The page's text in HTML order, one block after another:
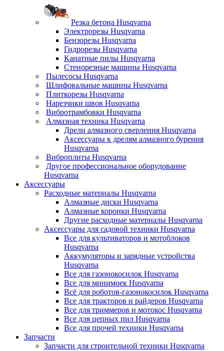
Резка бетона Husqvarna
Электрорезы Husqvarna
Бензорезы Husqvarna
Гидрорезы Husqvarna
Канатные пилы Husqvarna
Стенорезные машины Husqvarna
Пылесосы Husqvarna
Шлифовальные машины Husqvarna
Плиткорезы Husqvarna
Нарезчики швов Husqvarna
Вибротрамбовки Husqvarna
Алмазная техника Husqvarna
Дрели алмазного сверления Husqvarna
Аксессуары к дрелям алмазного бурения
Husqvarna
Виброплиты Husqvarna
Другое профессиональное оборудование
Husqvarna
Аксессуары
Расходные материалы Husqvarna
Алмазные диски Husqvarna
Алмазные коронки Husqvarna
Другие расходные материалы Husqvarna
Аксессуары для садовой техники Husqvarna
Все для культиваторов и мотоблоков
Husqvarna
Аккумуляторы и зарядные устройства
Husqvarna
Все для газонокосилок Husqvarna
Все для минимоек Husqvarna
Всё для роботов-газонокосилок Husqvarna
Все для тракторов и райдеров Husqvarna
Все для триммеров и мотокос Husqvarna
Все для цепных пил Husqvarna
Все для прочей техники Husqvarna
Запчасти
Запчасти для строительной техники Husqvarna